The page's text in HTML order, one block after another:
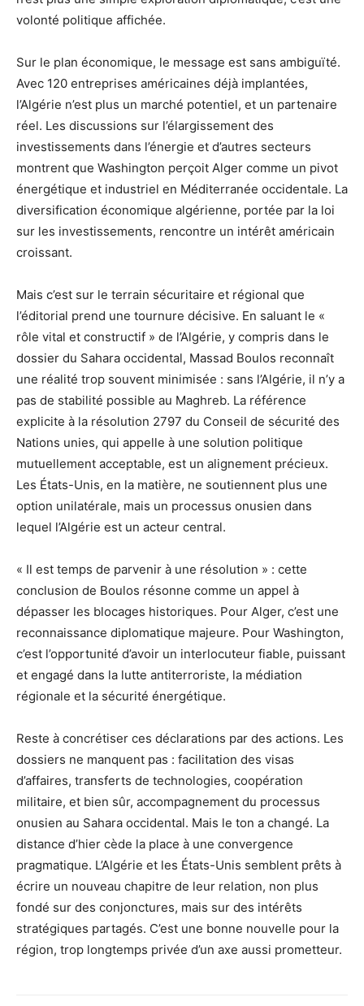
volonté politique affichée.
Sur le plan économique, le message est sans ambiguïté.
Avec 120 entreprises américaines déjà implantées,
l’Algérie n’est plus un marché potentiel, et un partenaire
réel. Les discussions sur l’élargissement des
investissements dans l’énergie et d’autres secteurs
montrent que Washington perçoit Alger comme un pivot
énergétique et industriel en Méditerranée occidentale. La
diversification économique algérienne, portée par la loi
sur les investissements, rencontre un intérêt américain
croissant.
Mais c’est sur le terrain sécuritaire et régional que
l’éditorial prend une tournure décisive. En saluant le «
rôle vital et constructif » de l’Algérie, y compris dans le
dossier du Sahara occidental, Massad Boulos reconnaît
une réalité trop souvent minimisée : sans l’Algérie, il n’y a
pas de stabilité possible au Maghreb. La référence
explicite à la résolution 2797 du Conseil de sécurité des
Nations unies, qui appelle à une solution politique
mutuellement acceptable, est un alignement précieux.
Les États-Unis, en la matière, ne soutiennent plus une
option unilatérale, mais un processus onusien dans
lequel l’Algérie est un acteur central.
« Il est temps de parvenir à une résolution » : cette
conclusion de Boulos résonne comme un appel à
dépasser les blocages historiques. Pour Alger, c’est une
reconnaissance diplomatique majeure. Pour Washington,
c’est l’opportunité d’avoir un interlocuteur fiable, puissant
et engagé dans la lutte antiterroriste, la médiation
régionale et la sécurité énergétique.
Reste à concrétiser ces déclarations par des actions. Les
dossiers ne manquent pas : facilitation des visas
d’affaires, transferts de technologies, coopération
militaire, et bien sûr, accompagnement du processus
onusien au Sahara occidental. Mais le ton a changé. La
distance d’hier cède la place à une convergence
pragmatique. L’Algérie et les États-Unis semblent prêts à
écrire un nouveau chapitre de leur relation, non plus
fondé sur des conjonctures, mais sur des intérêts
stratégiques partagés. C’est une bonne nouvelle pour la
région, trop longtemps privée d’un axe aussi prometteur.